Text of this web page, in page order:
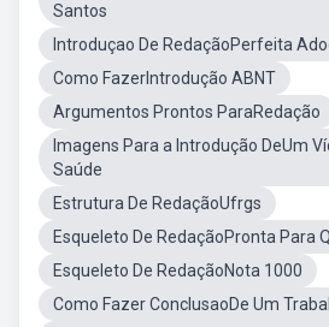
Santos
Introduçao De RedaçãoPerfeita
Como FazerIntrodução ABNT
Argumentos Prontos ParaRedação
Imagens Para a Introdução DeUm
Saúde
Estrutura De RedaçãoUfrgs
Esqueleto De RedaçãoPronta Para
Esqueleto De RedaçãoNota 1000
Como Fazer ConclusaoDe Um